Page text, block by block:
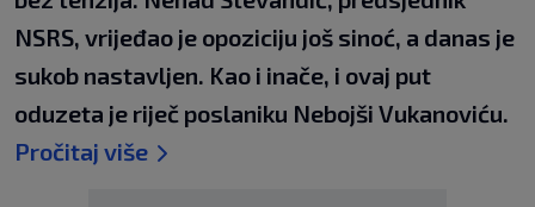
NSRS, vrijeđao je opoziciju još sinoć, a danas je
sukob nastavljen. Kao i inače, i ovaj put
oduzeta je riječ poslaniku Nebojši Vukanoviću.
Pročitaj više